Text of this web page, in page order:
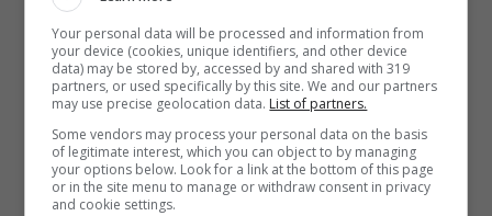
parlano di una canzone che
del coraggio della donnanell’affrontare la
misoginia della società, la debolezza,
l’impotenza e l’oppressione. Il testo è dunque
una rivalsa contro la sottomissione della
donna, dal significato profondo e molto
Your personal data will be processed and information from
your device (cookies, unique identifiers, and other device
data) may be stored by, accessed by and shared with 319
partners, or used specifically by this site. We and our partners
may use precise geolocation data. List of partners.
Some vendors may process your personal data on the basis
of legitimate interest, which you can object to by managing
your options below. Look for a link at the bottom of this page
or in the site menu to manage or withdraw consent in privacy
and cookie settings.